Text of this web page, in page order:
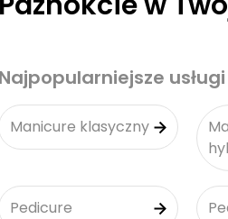
Najpopularniejsze usługi
Manicure klasyczny
Pedicure